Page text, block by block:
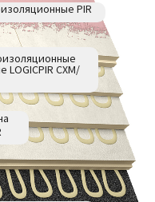
LOGICPIR СХМ/
PIR